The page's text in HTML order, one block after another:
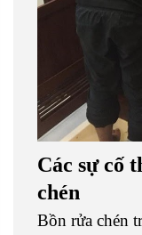
Các sự cố
chén
Bồn rửa chén